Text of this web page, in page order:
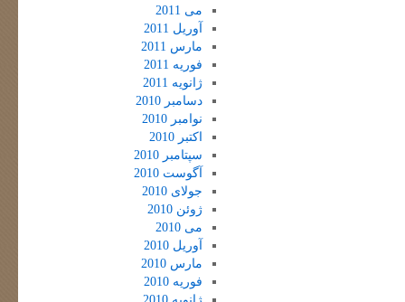
می 2011
آوریل 2011
مارس 2011
فوریه 2011
ژانویه 2011
دسامبر 2010
نوامبر 2010
اکتبر 2010
سپتامبر 2010
آگوست 2010
جولای 2010
ژوئن 2010
می 2010
آوریل 2010
مارس 2010
فوریه 2010